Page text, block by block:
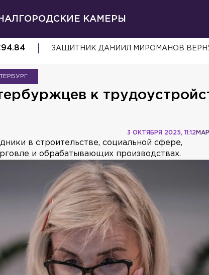
ГОРОДСКИЕ КАМЕРЫ
94.84 ЗАЩИТНИК ДАНИИЛ МИРОМАНОВ
к
3 ОКТЯБРЯ 2025, 11:12
в строительстве, социальной сфере,
и обрабатывающих производствах.